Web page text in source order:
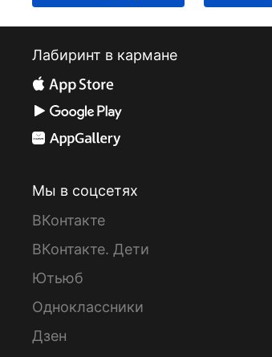
Лабиринт в кармане
Мы в соцсетях
ВКонтакте
ВКонтакте. Дети
Ютьюб
Одноклассники
Дзен